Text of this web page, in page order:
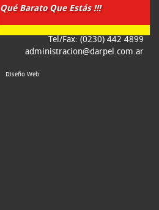
Qué Barato Que Estás !!!
Tel/Fax: (0230) 442 4899
administracion@darpel.com.ar
Diseño Web